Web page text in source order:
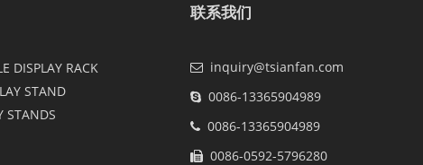
DISPLAY RACK
STAND
STANDS
联系我们
inquiry@tsianfan.com
0086-13365904989
0086-13365904989
0086-0592-5796280